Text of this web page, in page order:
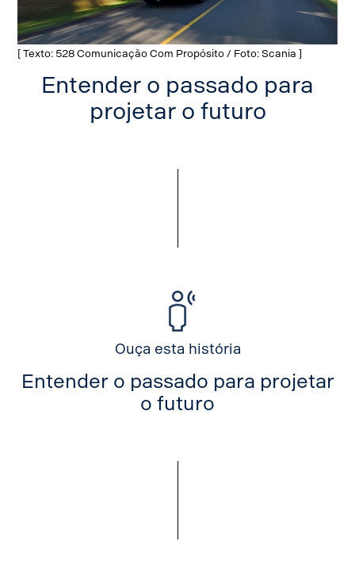
[ Texto: 528 Comunicação Com Propósito / Foto: Scania ]
Entender o passado para
projetar o futuro
Ouça esta história
Entender o passado para projetar
o futuro